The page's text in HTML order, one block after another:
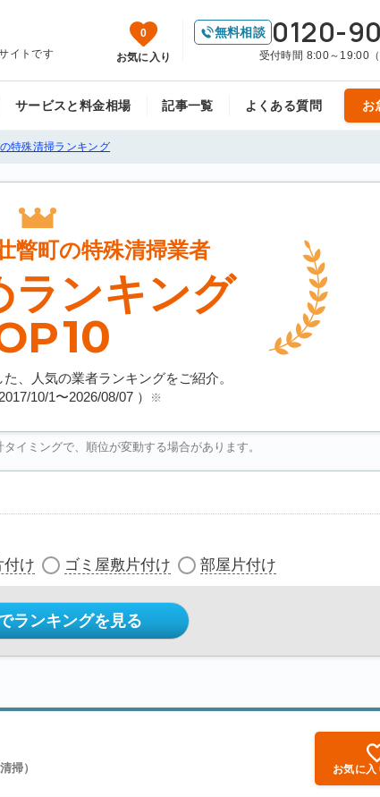
イトです
0
お気に入り
無料相談 0120-
受付時間 8:00～19:00（
サービスと料金相場 記事一覧 よくある質問 お
特殊清掃ランキング
瞥町の特殊清掃業者
ランキング
10
、人気の業者ランキングをご紹介。
10/1〜2026/08/07） ※
イミングで、順位が変動する場合があります。
付け ゴミ屋敷片付け 部屋片付け
ランキングを見る
掃） お気に